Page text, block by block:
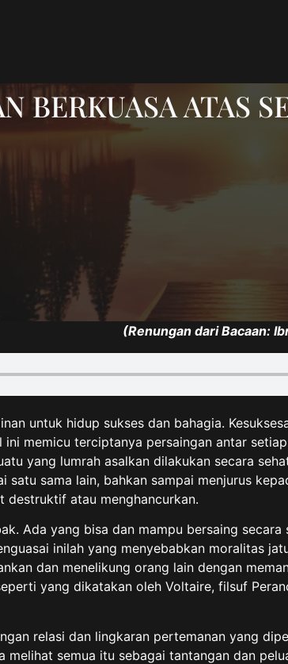
BERKUASA ATAS
(Renungan dari Bacaan:
untuk hidup sukses dan bahagia.
memicu terciptanya persaingan antar
yang lumrah asalkan dilakukan secara
satu sama lain, bahkan sampai menjurus
destruktif atau menghancurkan.
Ada yang bisa dan mampu bersaing
inilah yang menyebabkan moralitas
dan menelikung orang lain dengan
yang dikatakan oleh Voltaire, filsuf
relasi dan lingkaran pertemanan yang
melihat semua itu sebagai tantangan dan